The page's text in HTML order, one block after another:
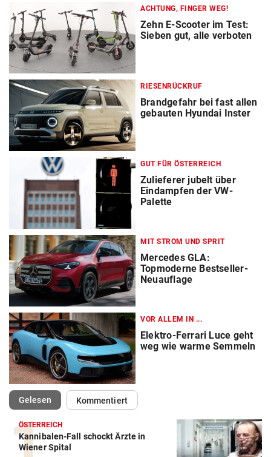
ACHTUNG, FINGER WEG!
Zehn E-Scooter im Test:
Sieben gut, alle verboten
RIESENRÜCKRUF
Brandgefahr bei fast allen
gebauten Hyundai Inster
GUT FÜR ÖSTERREICH
Zulieferer jubelt über
Eindampfen der VW-
Palette
MIT STROM UND SPRIT
Mercedes GLA:
Topmoderne Bestseller-
Neuauflage
VOR ALLEM IN ...
Elektro-Ferrari Luce geht
weg wie warme Semmeln
Gelesen(ausgewählt)Kommentiert
ÖSTERREICH
Kannibalen-Fall schockt Ärzte in
Wiener Spital
Autobatterie Vergleich